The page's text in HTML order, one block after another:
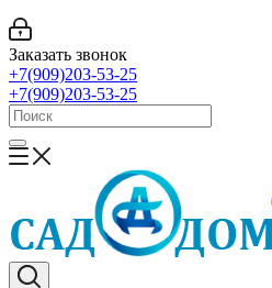
Заказать звонок
+7(909)203-53-25
+7(909)203-53-25